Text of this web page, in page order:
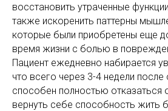
восстановить утраченные
также искоренить паттерны
которые были приобретены еще
время жизни с болью в
Пациент ежедневно набирается
что всего через 3-4 недели после
способен полностью отказаться
вернуть себе способность жить